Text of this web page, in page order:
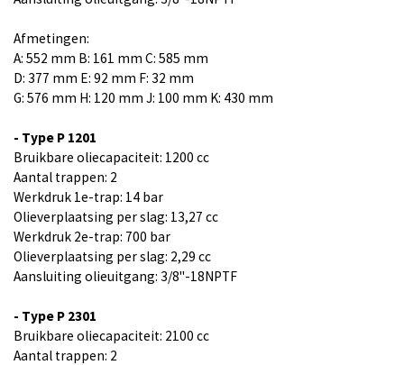
Afmetingen:
A: 552 mm B: 161 mm C: 585 mm
D: 377 mm E: 92 mm F: 32 mm
G: 576 mm H: 120 mm J: 100 mm K: 430 mm
- Type P 1201
Bruikbare oliecapaciteit: 1200 cc
Aantal trappen: 2
Werkdruk 1e-trap: 14 bar
Olieverplaatsing per slag: 13,27 cc
Werkdruk 2e-trap: 700 bar
Olieverplaatsing per slag: 2,29 cc
Aansluiting olieuitgang: 3/8"-18NPTF
- Type P 2301
Bruikbare oliecapaciteit: 2100 cc
Aantal trappen: 2